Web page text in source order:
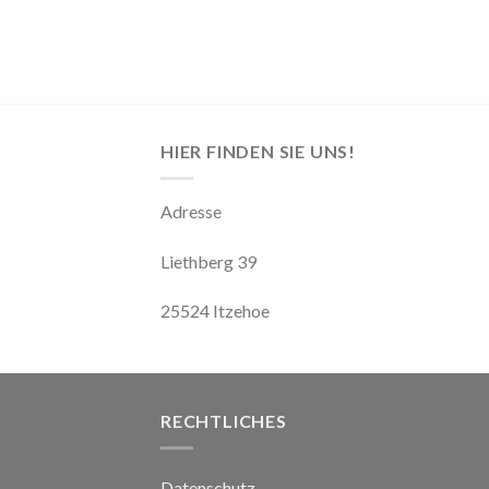
HIER FINDEN SIE UNS!
Adresse
Liethberg 39
25524 Itzehoe
RECHTLICHES